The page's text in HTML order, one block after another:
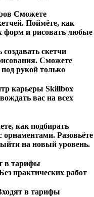
Сможете
Поймёте, как
форм и рисовать любые
создавать скетчи
Сможете
рукой только
карьеры Skillbox
вас на всех
как подбирать
орнаментами. Разовьёте
на новый уровень.
в тарифы
практических работ
в тарифы